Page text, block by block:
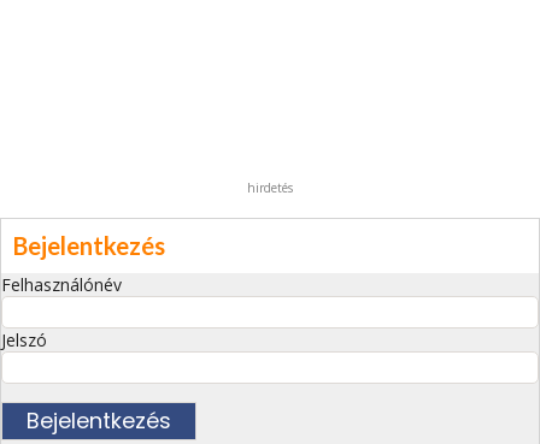
hirdetés
Bejelentkezés
Felhasználónév
Jelszó